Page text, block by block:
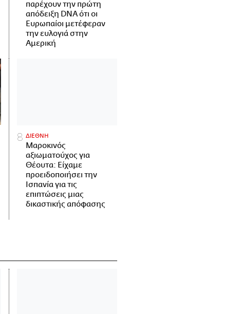
παρέχουν την πρώτη
απόδειξη DNA ότι οι
Ευρωπαίοι μετέφεραν
την ευλογιά στην
Αμερική
ΔΙΕΘΝΗ
Μαροκινός
αξιωματούχος για
Θέουτα: Είχαμε
προειδοποιήσει την
Ισπανία για τις
επιπτώσεις μιας
δικαστικής απόφασης